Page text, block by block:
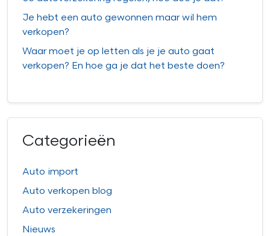
Je hebt een auto gewonnen maar wil hem
verkopen?
Waar moet je op letten als je je auto gaat
verkopen? En hoe ga je dat het beste doen?
Categorieën
Auto import
Auto verkopen blog
Auto verzekeringen
Nieuws